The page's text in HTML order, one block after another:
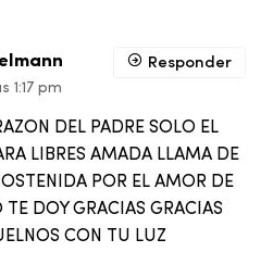
1:17 pm
DEL PADRE SOLO EL
LIBRES AMADA LLAMA DE
POR EL AMOR DE
TE DOY GRACIAS GRACIAS
CON TU LUZ
Responder